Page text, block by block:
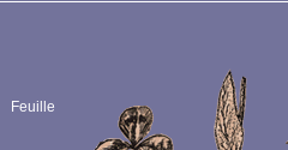
Feuille